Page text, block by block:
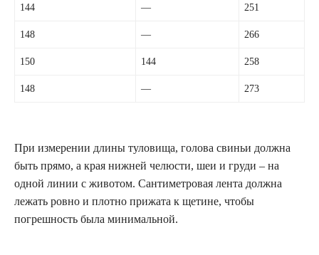
144 — 251
148 — 266
150 144 258
148 — 273
При измерении длины туловища, голова свиньи должна
быть прямо, а края нижней челюсти, шеи и груди – на
одной линии с животом. Сантиметровая лента должна
лежать ровно и плотно прижата к щетине, чтобы
погрешность была минимальной.